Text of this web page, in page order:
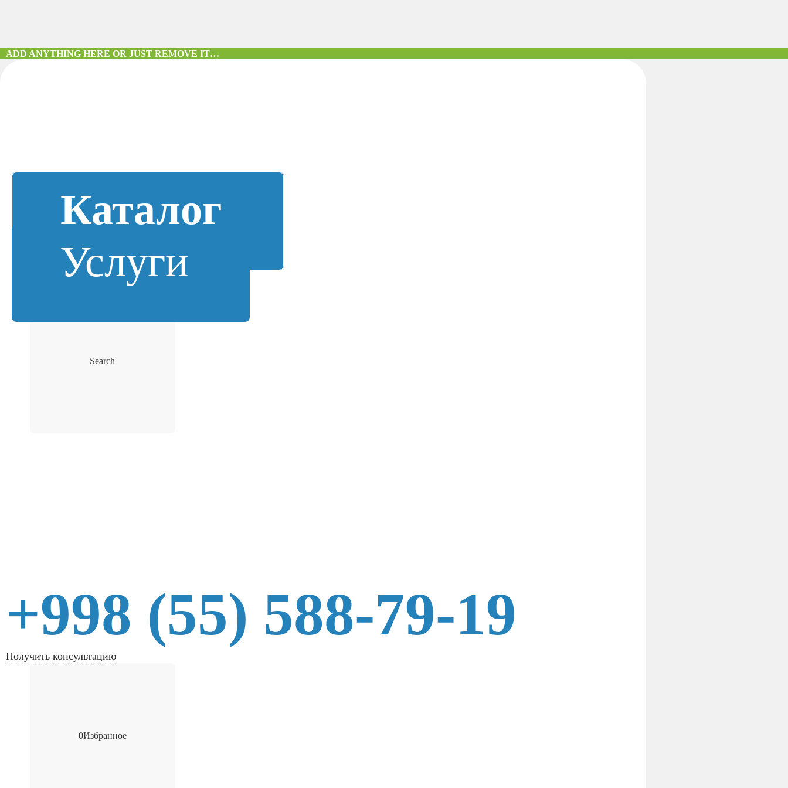
ADD ANYTHING HERE OR JUST REMOVE IT…
Каталог
Услуги
Search
+998 (55) 588-79-19
Получить консультацию
0Избранное